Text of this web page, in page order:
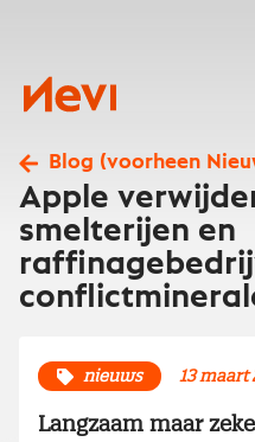
Nevi
Blog (voorheen
Apple
smelterijen en
nieuws 13 maart
Langzaam maar